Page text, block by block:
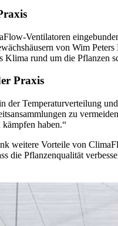
Ventilatoren
von Wim
Klima rund um die Pflanzen
Praxis
Temperaturverteilung
zu
kämpfen haben.“
weitere Vorteile von
die Pflanzenqualität